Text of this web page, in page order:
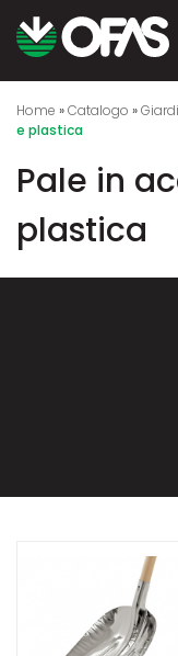
Home »Catalogo »
e plastica
Pale in
plastica